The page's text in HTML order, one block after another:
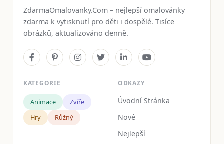
ZdarmaOmalovanky.Com – nejlepší omalovánky
zdarma k vytisknutí pro děti i dospělé. Tisíce
obrázků, aktualizováno denně.
KATEGORIE
Animace
Zvíře
Hry
Růžný
ODKAZY
Úvodní Stránka
Nové
Nejlepší